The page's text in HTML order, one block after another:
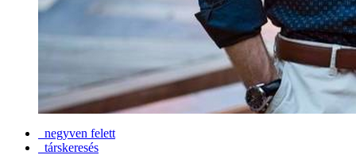
negyven felett
társkeresés